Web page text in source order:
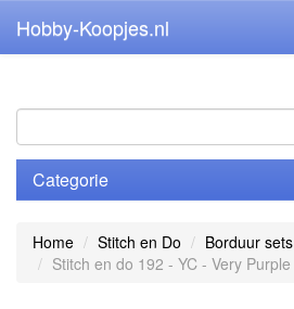
Hobby-Koopjes.nl
Categorie
Home Stitch en Do
Borduur sets
Stitch en do 192 - YC - Very Purple